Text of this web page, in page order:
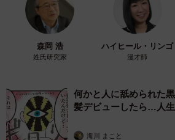
森岡 浩
姓氏研究家
ハイヒール・リンゴ
漫才師
何かと人に舐められた
髪デビューしたら…人生
海川 まこと